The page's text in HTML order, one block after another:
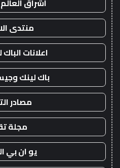
اشراق
منتدى
اعلانات الباك
باك لينك
مصادر
مجلة
يو ان بي